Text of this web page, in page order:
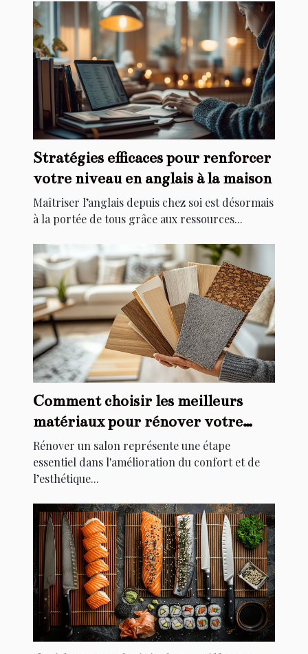
Stratégies efficaces pour renforcer
votre niveau en anglais à la maison
Maîtriser l’anglais depuis chez soi est désormais
à la portée de tous grâce aux ressources...
Comment choisir les meilleurs
matériaux pour rénover votre
salon
Rénover un salon représente une étape
essentiel dans l'amélioration du confort et de
l’esthétique...